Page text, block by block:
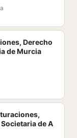
Derecho
de Murcia
de A